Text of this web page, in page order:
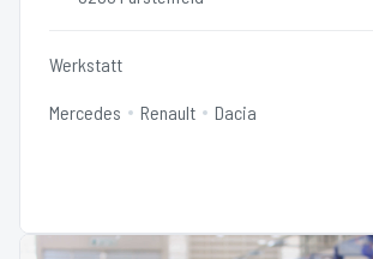
Werkstatt
Mercedes Renault Dacia